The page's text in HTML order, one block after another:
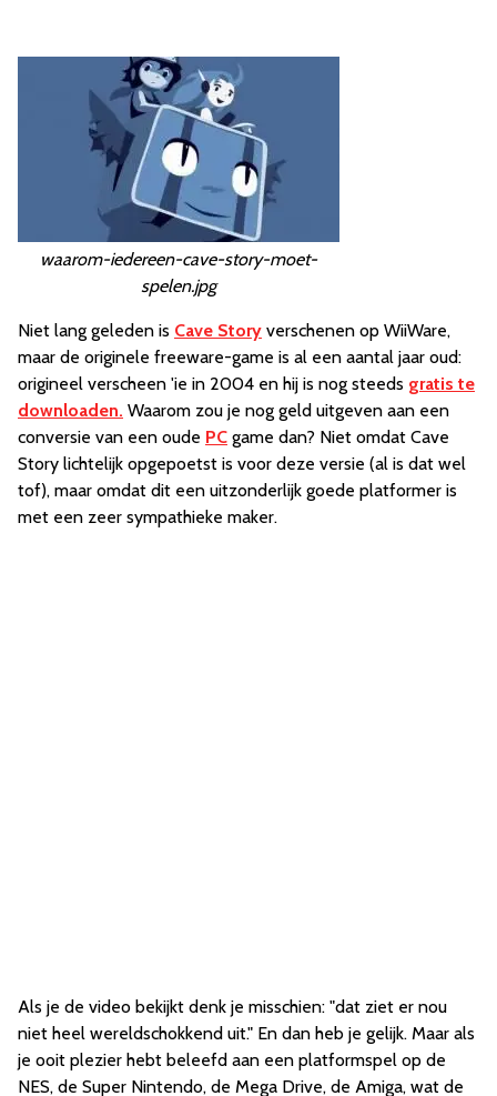
waarom-iedereen-cave-story-moet-
spelen.jpg
Niet lang geleden is Cave Story verschenen op WiiWare,
maar de originele freeware-game is al een aantal jaar oud:
origineel verscheen 'ie in 2004 en hij is nog steeds gratis te
downloaden. Waarom zou je nog geld uitgeven aan een
conversie van een oude PC game dan? Niet omdat Cave
Story lichtelijk opgepoetst is voor deze versie (al is dat wel
tof), maar omdat dit een uitzonderlijk goede platformer is
met een zeer sympathieke maker.
Als je de video bekijkt denk je misschien: "dat ziet er nou
niet heel wereldschokkend uit." En dan heb je gelijk. Maar als
je ooit plezier hebt beleefd aan een platformspel op de
NES, de Super Nintendo, de Mega Drive, de Amiga, wat de